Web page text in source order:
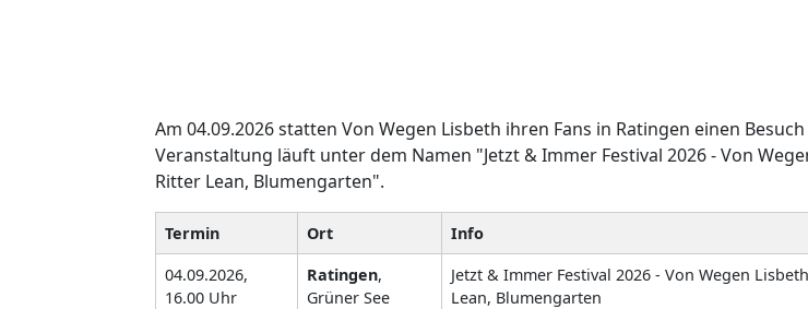
Am 04.09.2026 statten Von Wegen Lisbeth ihren Fans in Ratingen einen
Veranstaltung läuft unter dem Namen "Jetzt & Immer Festival 2026 - Von
Ritter Lean, Blumengarten".
Termin Ort
Info
04.09.2026,
16.00 Uhr
Ratingen,
Grüner See
Jetzt & Immer Festival 2026 - Von Wegen
Lean, Blumengarten